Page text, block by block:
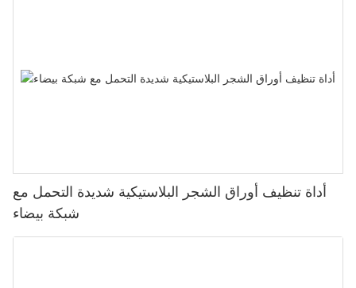
أداة تنظيف أوراق الشجر البلاستيكية شديدة التحمل مع
شبكة بيضاء